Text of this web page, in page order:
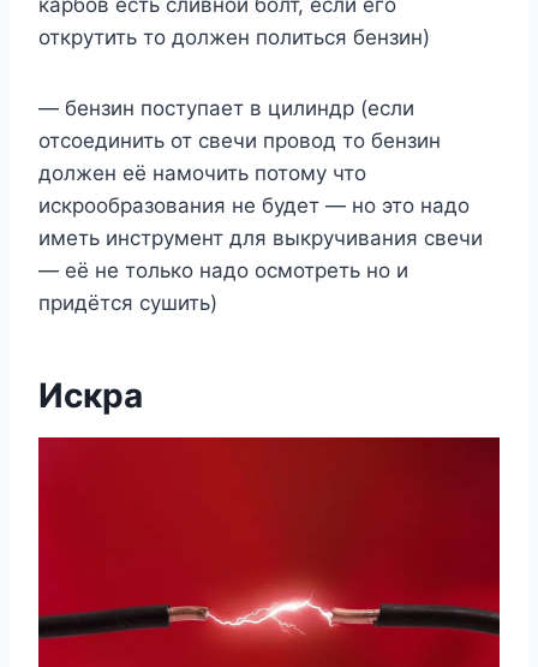
карбов есть сливной болт, если его
открутить то должен политься бензин)
— бензин поступает в цилиндр (если
отсоединить от свечи провод то бензин
должен её намочить потому что
искрообразования не будет — но это надо
иметь инструмент для выкручивания свечи
— её не только надо осмотреть но и
придётся сушить)
Искра